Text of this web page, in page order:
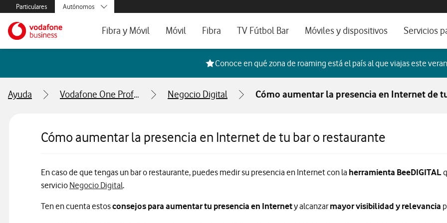
Menús secundarios. Enlace a particulares, empresas y autónomos, ayuda e idioma
Particulares
Menus de segmentación para empresas y autónomos
Autónomos
y AA.PP.
Ir a la pagina principal de vodafone.esFibra y Móvil
Configura tu tarifa
Mi Negocio Pro
Móvil
Tarifas de Móvil
Líneas adicionales
Fibra
Tarifas de Fibra óptica
Cobertura de Fibra
Teléfono fijo
TV Fútbol Bar Móviles y dispositivos
Catálogo de móviles
Ordenadores
Ver todos
Servicios
Servicios
Por ser
Blog
Conoce en qué zona de roaming está el país al que viajas este
Ayuda Vodafone One Profesional Negocio Digital Cómo aumentar la presencia en Internet de
Cómo aumentar la presencia en Internet de tu bar o restaurante
En caso de que tengas un bar o restaurante, puedes medir su presencia en Internet con la herramienta BeeDIGITAL
servicio Negocio Digital.
Ten en cuenta estosconsejos para aumentar tu presencia en Internety alcanzarmayor visibilidad y relevancia